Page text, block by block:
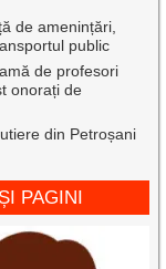
de amenințări,
public
de profesori
onorați de
din Petroșani
PAGINI